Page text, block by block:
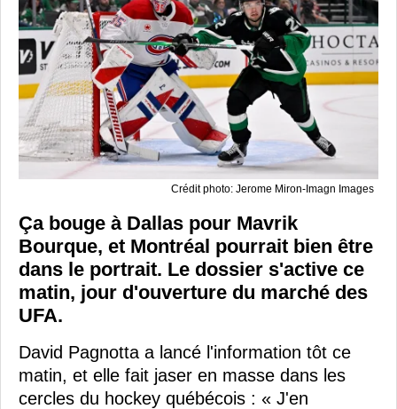
Crédit photo: Jerome Miron-Imagn Images
Ça bouge à Dallas pour Mavrik
Bourque, et Montréal pourrait bien être
dans le portrait. Le dossier s'active ce
matin, jour d'ouverture du marché des
UFA.
David Pagnotta a lancé l'information tôt ce
matin, et elle fait jaser en masse dans les
cercles du hockey québécois : « J'en